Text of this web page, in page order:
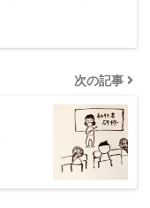
次の記事